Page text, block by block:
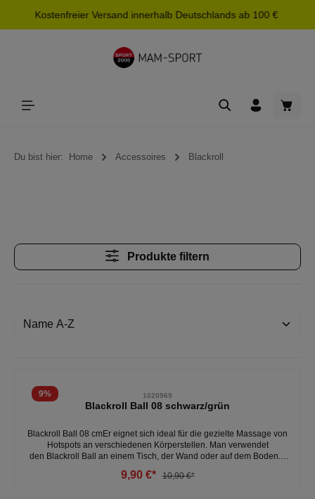
springen
Kostenfreier Versand innerhalb Deutschlands ab 100 €
Du bist hier: Home Accessoires Blackroll
Produkte filtern
9% 1020969
Blackroll Ball 08 schwarz/grün
Blackroll Ball 08 cmEr eignet sich ideal für die gezielte Massage von
Hotspots an verschiedenen Körperstellen. Man verwendet
den Blackroll Ball an einem Tisch, der Wand oder auf dem Boden. -
aller Körperbereiche- Einsetzbar am Tisch, am Boden und an der
9,90 €* 10,90 €*